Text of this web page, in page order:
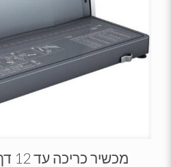
מכשיר כריכה עד 12 דף ניקוב CB-122